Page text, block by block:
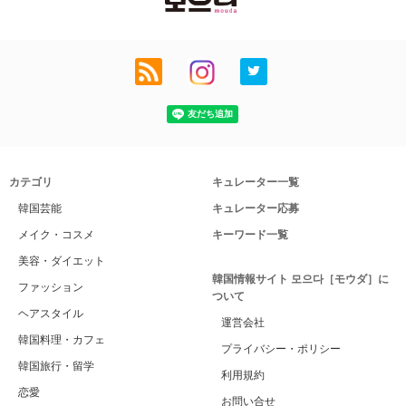
カテゴリ
韓国芸能
メイク・コスメ
美容・ダイエット
ファッション
ヘアスタイル
韓国料理・カフェ
韓国旅行・留学
恋愛
キュレーター一覧
キュレーター応募
キーワード一覧
韓国情報サイト 모으다［モウダ］に
ついて
運営会社
プライバシー・ポリシー
利用規約
お問い合せ